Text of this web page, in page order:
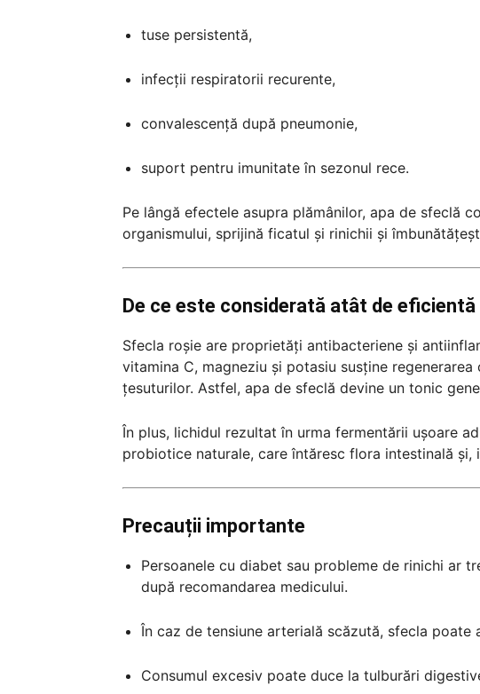
tuse persistentă,
infecții respiratorii recurente,
convalescență după pneumonie,
suport pentru imunitate în sezonul rece.
Pe lângă efectele asupra plămânilor, apa de sfeclă
organismului, sprijină ficatul și rinichii și
De ce este considerată atât de eficientă
Sfecla roșie are proprietăți antibacteriene și
vitamina C, magneziu și potasiu susține
țesuturilor. Astfel, apa de sfeclă devine un tonic
În plus, lichidul rezultat în urma fermentării ușoare
probiotice naturale, care întăresc flora intestinală și,
Precauții importante
Persoanele cu diabet sau probleme de rinichi ar
după recomandarea medicului.
În caz de tensiune arterială scăzută, sfecla poate
Consumul excesiv poate duce la tulburări